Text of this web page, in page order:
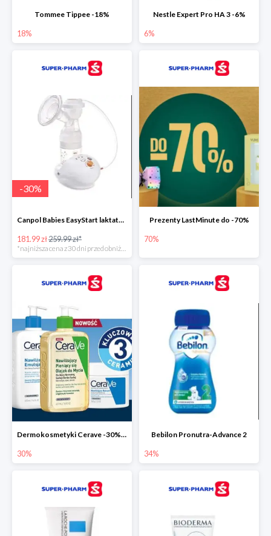
Tommee Tippee -18%
18%
Nestle Expert Pro HA 3 -6%
6%
-30%
Canpol Babies EasyStart laktator elektryczny
181.99 zł259.99 zł*
*najniższa cena z 30 dni przed obniżką
Prezenty LastMinute do -70%
70%
Dermokosmetyki Cerave -30% cała seria
30%
Bebilon Pronutra-Advance 2
34%